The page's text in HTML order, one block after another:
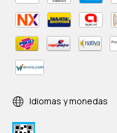
Idiomas y monedas